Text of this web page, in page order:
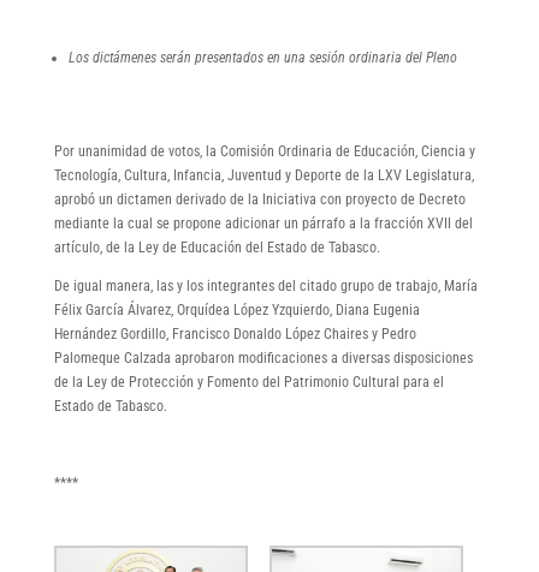
Los dictámenes serán presentados en una sesión ordinaria del Pleno
Por unanimidad de votos, la Comisión Ordinaria de Educación, Ciencia y
Tecnología, Cultura, Infancia, Juventud y Deporte de la LXV Legislatura,
aprobó un dictamen derivado de la Iniciativa con proyecto de Decreto
mediante la cual se propone adicionar un párrafo a la fracción XVII del
artículo, de la Ley de Educación del Estado de Tabasco.
De igual manera, las y los integrantes del citado grupo de trabajo, María
Félix García Álvarez, Orquídea López Yzquierdo, Diana Eugenia
Hernández Gordillo, Francisco Donaldo López Chaires y Pedro
Palomeque Calzada aprobaron modificaciones a diversas disposiciones
de la Ley de Protección y Fomento del Patrimonio Cultural para el
Estado de Tabasco.
****